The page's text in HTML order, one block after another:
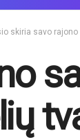
skiria savo